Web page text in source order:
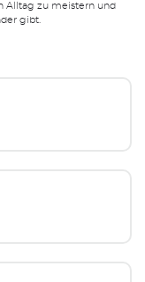
Alltag zu meistern und
gibt.